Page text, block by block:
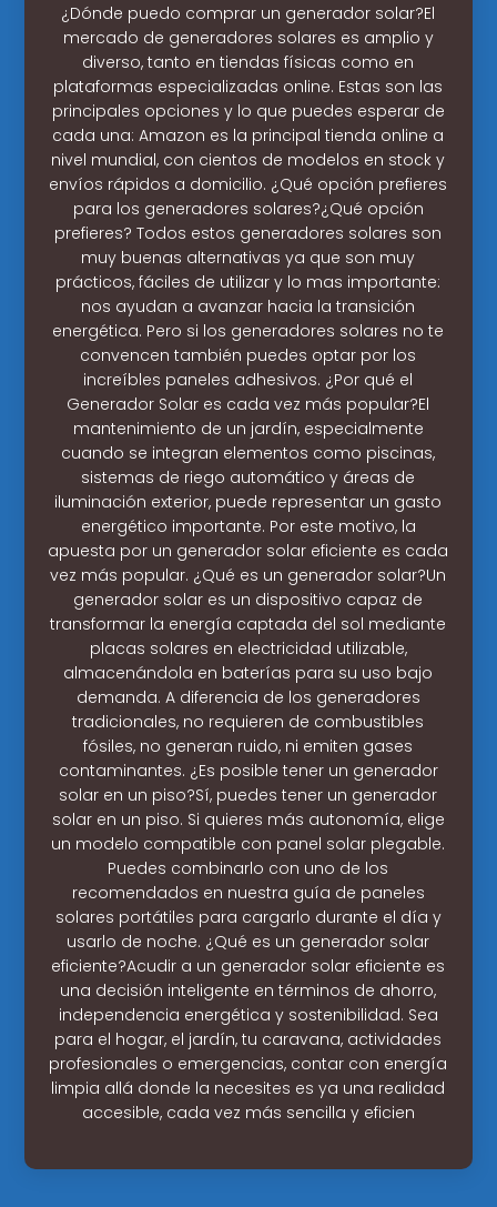
¿Dónde puedo comprar un generador solar?El
mercado de generadores solares es amplio y
diverso, tanto en tiendas físicas como en
plataformas especializadas online. Estas son las
principales opciones y lo que puedes esperar de
cada una: Amazon es la principal tienda online a
nivel mundial, con cientos de modelos en stock y
envíos rápidos a domicilio. ¿Qué opción prefieres
para los generadores solares?¿Qué opción
prefieres? Todos estos generadores solares son
muy buenas alternativas ya que son muy
prácticos, fáciles de utilizar y lo mas importante:
nos ayudan a avanzar hacia la transición
energética. Pero si los generadores solares no te
convencen también puedes optar por los
increíbles paneles adhesivos. ¿Por qué el
Generador Solar es cada vez más popular?El
mantenimiento de un jardín, especialmente
cuando se integran elementos como piscinas,
sistemas de riego automático y áreas de
iluminación exterior, puede representar un gasto
energético importante. Por este motivo, la
apuesta por un generador solar eficiente es cada
vez más popular. ¿Qué es un generador solar?Un
generador solar es un dispositivo capaz de
transformar la energía captada del sol mediante
placas solares en electricidad utilizable,
almacenándola en baterías para su uso bajo
demanda. A diferencia de los generadores
tradicionales, no requieren de combustibles
fósiles, no generan ruido, ni emiten gases
contaminantes. ¿Es posible tener un generador
solar en un piso?Sí, puedes tener un generador
solar en un piso. Si quieres más autonomía, elige
un modelo compatible con panel solar plegable.
Puedes combinarlo con uno de los
recomendados en nuestra guía de paneles
solares portátiles para cargarlo durante el día y
usarlo de noche. ¿Qué es un generador solar
eficiente?Acudir a un generador solar eficiente es
una decisión inteligente en términos de ahorro,
independencia energética y sostenibilidad. Sea
para el hogar, el jardín, tu caravana, actividades
profesionales o emergencias, contar con energía
limpia allá donde la necesites es ya una realidad
accesible, cada vez más sencilla y eficien